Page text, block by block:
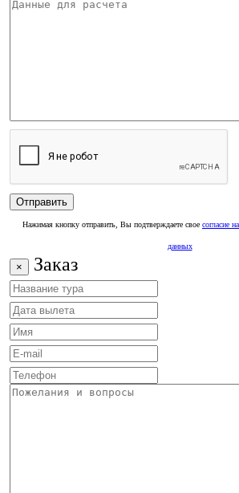
Нажимая кнопку отправить, Вы подтверждаете свое согласие
данных
× Заказ